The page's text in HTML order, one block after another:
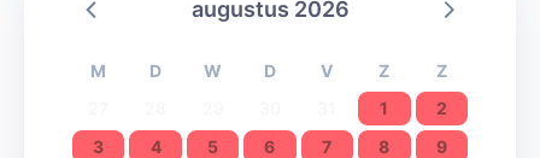
augustus 2026
M D W D V Z
Z
1
2
3
4 5 6 7 8
9